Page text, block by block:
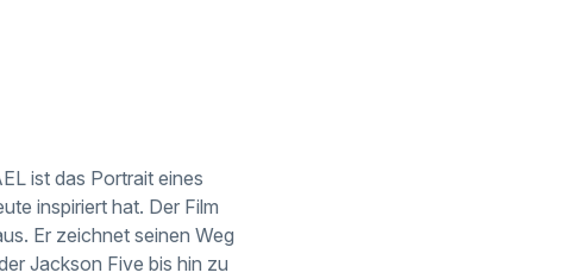
ist das Portrait eines
inspiriert hat. Der Film
Er zeichnet seinen Weg
Jackson Five bis hin zu